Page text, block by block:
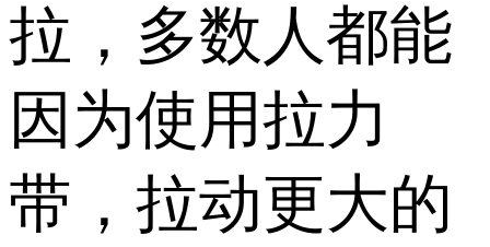
拉，多数人都能
因为使用拉力
带，拉动更大的